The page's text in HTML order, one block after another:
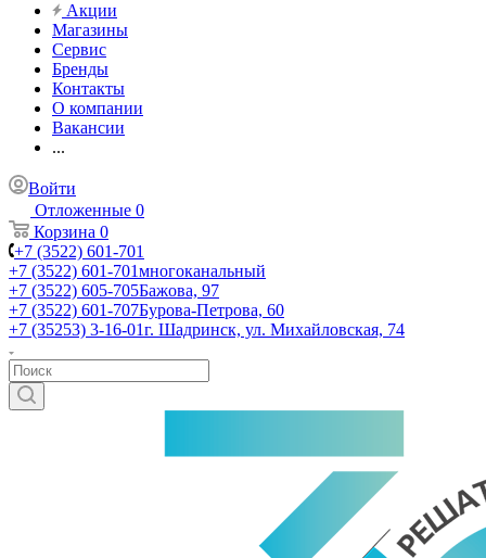
Акции
Магазины
Сервис
Бренды
Контакты
О компании
Вакансии
...
Войти
Отложенные 0
Корзина 0
+7 (3522) 601-701
+7 (3522) 601-701многоканальный
+7 (3522) 605-705Бажова, 97
+7 (3522) 601-707Бурова-Петрова, 60
+7 (35253) 3-16-01г. Шадринск, ул. Михайловская, 74